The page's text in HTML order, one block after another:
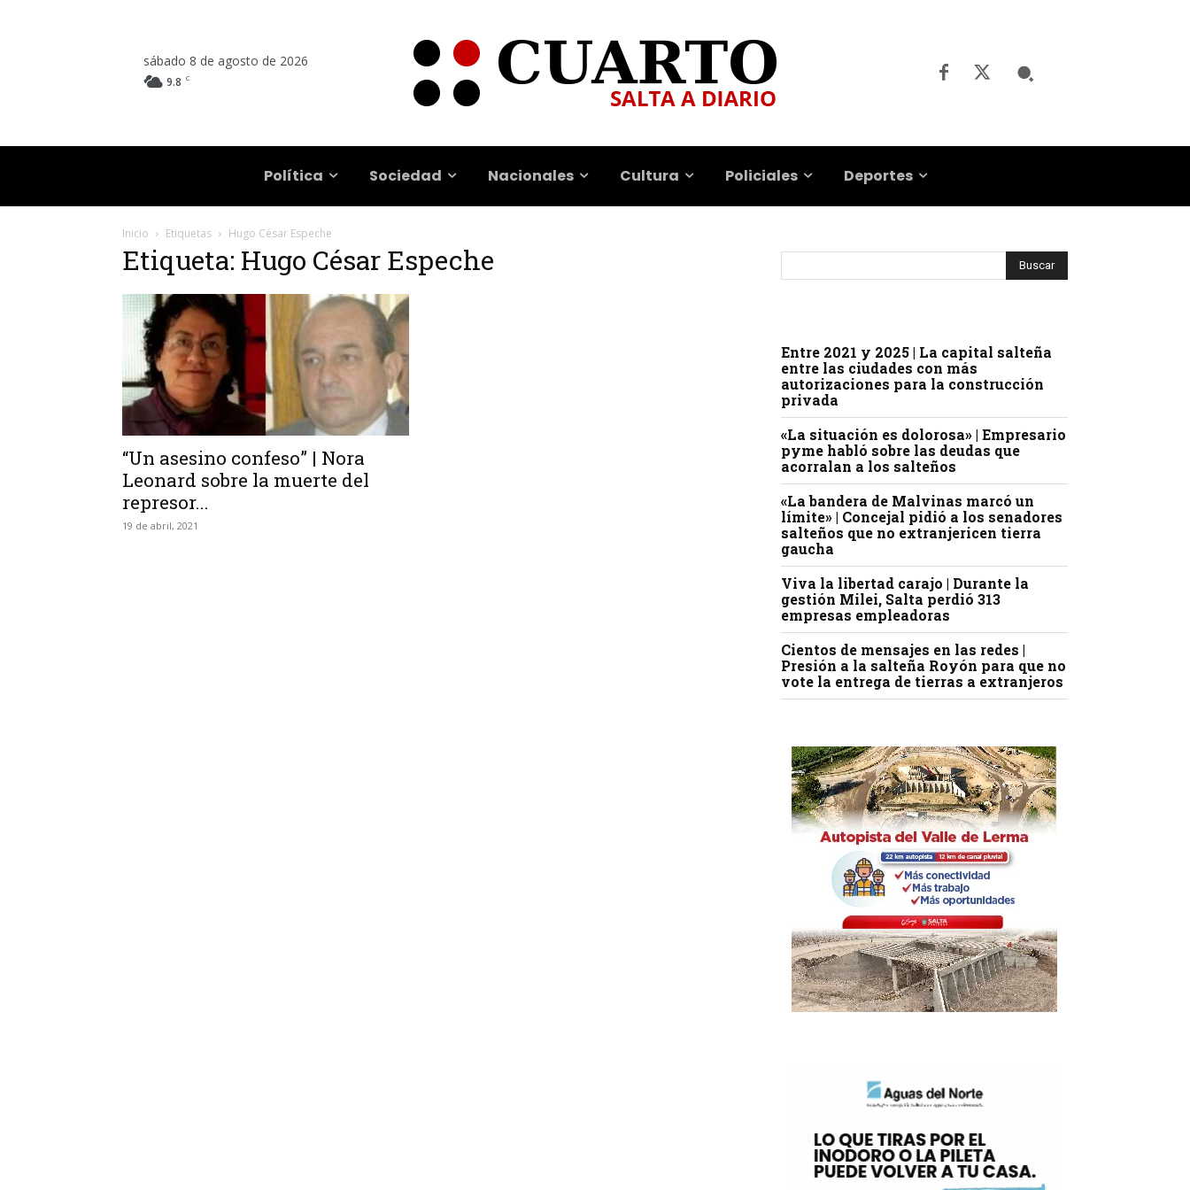
sábado 8 de agosto de 2026
9.8 C
Política Sociedad Nacionales Cultura Policiales Deportes
Inicio Etiquetas Hugo César Espeche
Etiqueta: Hugo César Espeche
“Un asesino confeso” | Nora
Leonard sobre la muerte del
represor...
19 de abril, 2021
Entre 2021 y 2025 | La capital salteña
entre las ciudades con más
autorizaciones para la construcción
privada
«La situación es dolorosa» | Empresario
pyme habló sobre las deudas que
acorralan a los salteños
«La bandera de Malvinas marcó un
límite» | Concejal pidió a los senadores
salteños que no extranjericen tierra
gaucha
Viva la libertad carajo | Durante la
gestión Milei, Salta perdió 313
empresas empleadoras
Cientos de mensajes en las redes |
Presión a la salteña Royón para que no
vote la entrega de tierras a extranjeros